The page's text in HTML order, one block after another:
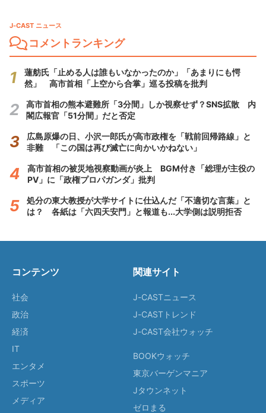
J-CAST ニュース
コメントランキング
蓮舫氏「止める人は誰もいなかったのか」「あまりにも愕
然」 高市首相「上空から合掌」巡る投稿を批判
高市首相の熊本避難所「3分間」しか視察せず？SNS拡散 内
閣広報官「51分間」だと否定
広島原爆の日、小沢一郎氏が高市政権を「戦前回帰路線」と
非難 「この国は再び滅亡に向かいかねない」
高市首相の被災地視察動画が炎上 BGM付き「総理が主役の
PV」に「政権プロパガンダ」批判
処分の東大教授が大学サイトに仕込んだ「不適切な言葉」と
は？ 各紙は「六四天安門」と報道も...大学側は説明拒否
コンテンツ
社会
政治
経済
IT
エンタメ
スポーツ
メディア
関連サイト
J-CASTニュース
J-CASTトレンド
J-CAST会社ウォッチ
BOOKウォッチ
東京バーゲンマニア
Jタウンネット
ゼロまる